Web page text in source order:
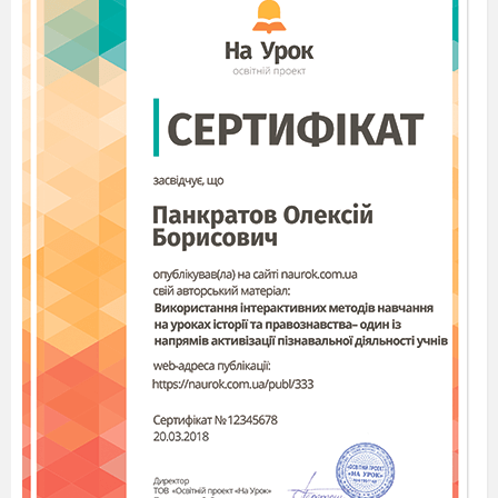
Завітала я до вас на свято
Щоб усіх діток привітать.
Букви ви колись не знали.
Мами вам казки читали
А з буквариком здружились
І самі читать навчились.
Вчитель.
Діти, Королева Знань принесла для
вас конверт із завданнями, щоб перевірити чого
ви навчилися протягом першого року в школі.
Покажемо що ми вміємо?
1 завдання – гра «Так» чи «ні».
• Треба гарно вам читати? (Так!)
• Треба менших ображати? (Ні!)
• На перерві пострибати? (Так!)
• Друга треба виручати? (Так!)
• А треба слухати матусю? (Так!)